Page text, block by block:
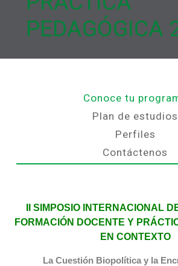
PEDAGÓGICA
Conoce tu
Plan de estudios
Perfiles
Contáctenos
II SIMPOSIO INTERNACIONAL
FORMACIÓN DOCENTE Y
EN CONTEXTO
La Cuestión Biopolítica y la